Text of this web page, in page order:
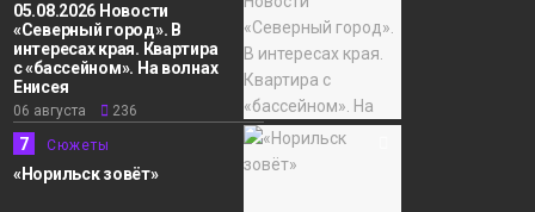
05.08.2026 Новости
«Северный город». В
интересах края. Квартира
с «бассейном». На волнах
Енисея
06 августа 236
7 Сюжеты
«Норильск зовёт»